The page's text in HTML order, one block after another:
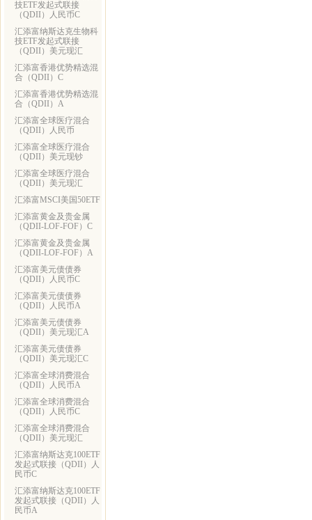
技ETF发起式联接
（QDII）人民币C
汇添富纳斯达克生物科
技ETF发起式联接
（QDII）美元现汇
汇添富香港优势精选混
合（QDII）C
汇添富香港优势精选混
合（QDII）A
汇添富全球医疗混合
（QDII）人民币
汇添富全球医疗混合
（QDII）美元现钞
汇添富全球医疗混合
（QDII）美元现汇
汇添富MSCI美国50ETF
汇添富黄金及贵金属
（QDII-LOF-FOF）C
汇添富黄金及贵金属
（QDII-LOF-FOF）A
汇添富美元债债券
（QDII）人民币C
汇添富美元债债券
（QDII）人民币A
汇添富美元债债券
（QDII）美元现汇A
汇添富美元债债券
（QDII）美元现汇C
汇添富全球消费混合
（QDII）人民币A
汇添富全球消费混合
（QDII）人民币C
汇添富全球消费混合
（QDII）美元现汇
汇添富纳斯达克100ETF
发起式联接（QDII）人
民币C
汇添富纳斯达克100ETF
发起式联接（QDII）人
民币A